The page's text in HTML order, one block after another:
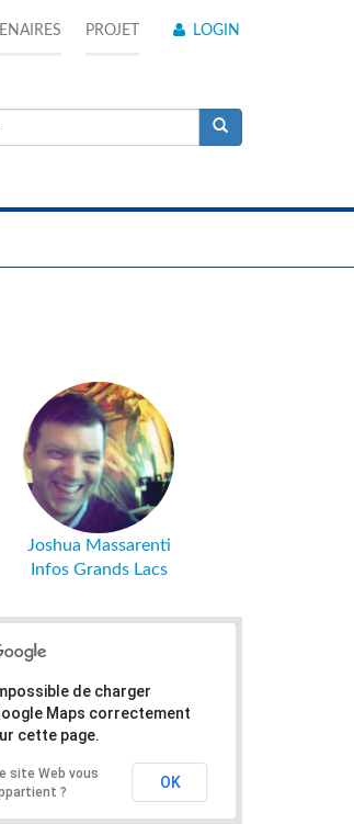
PROJET LOGIN
Joshua Massarenti
Infos Grands Lacs
de charger
Maps correctement
cette page.
site Web vous
?
OK